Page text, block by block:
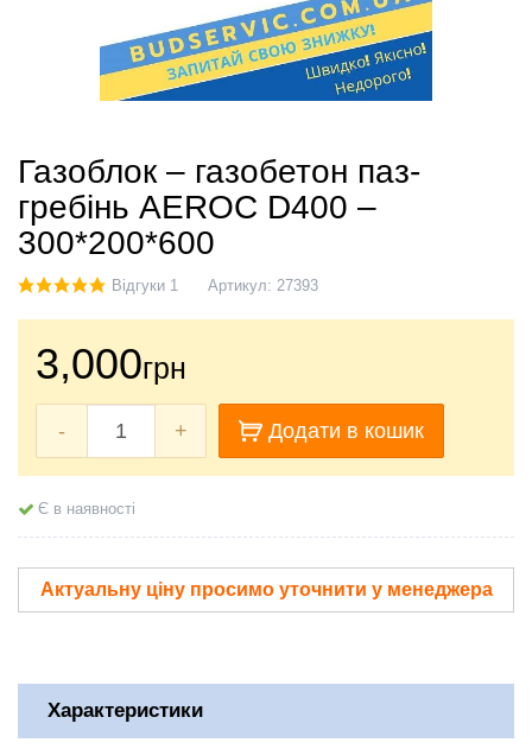
Газоблок – газобетон паз-
гребінь AEROC D400 –
300*200*600
Відгуки 1 Артикул: 27393
3,000грн
- + Додати в кошик
Є в наявності
Актуальну ціну просимо уточнити у менеджера
Характеристики